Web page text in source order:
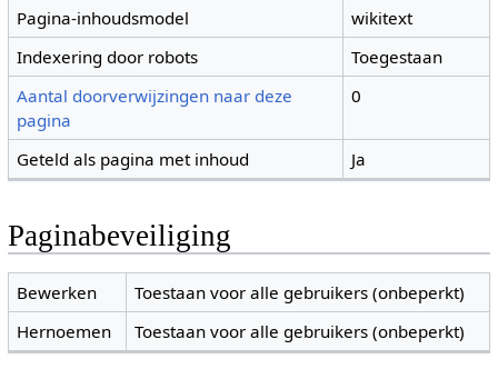
Pagina-inhoudsmodel
wikitext
Indexering door robots
Toegestaan
Aantal doorverwijzingen naar deze
pagina
0
Geteld als pagina met inhoud Ja
Paginabeveiliging
Bewerken
Toestaan voor alle gebruikers (onbeperkt)
Hernoemen
Toestaan voor alle gebruikers (onbeperkt)